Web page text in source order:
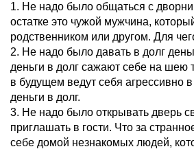
1. Не надо было общаться с
остатке это чужой мужчина,
родственником или другом. Для
2. Не надо было давать в долг
деньги в долг сажают себе на шею
в будущем ведут себя агрессивно в
деньги в долг.
3. Не надо было открывать дверь
приглашать в гости. Что за
себе домой незнакомых людей,